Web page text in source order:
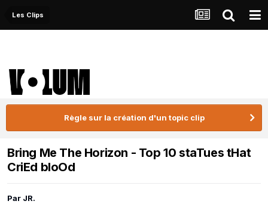
Les Clips
Règle sur la création d'un topic clip
Bring Me The Horizon - Top 10 staTues tHat
CriEd bloOd
Par JR.